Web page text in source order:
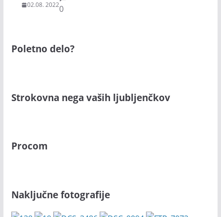
02.08. 20220
Poletno delo?
Strokovna nega vaših ljubljenčkov
Procom
Naključne fotografije